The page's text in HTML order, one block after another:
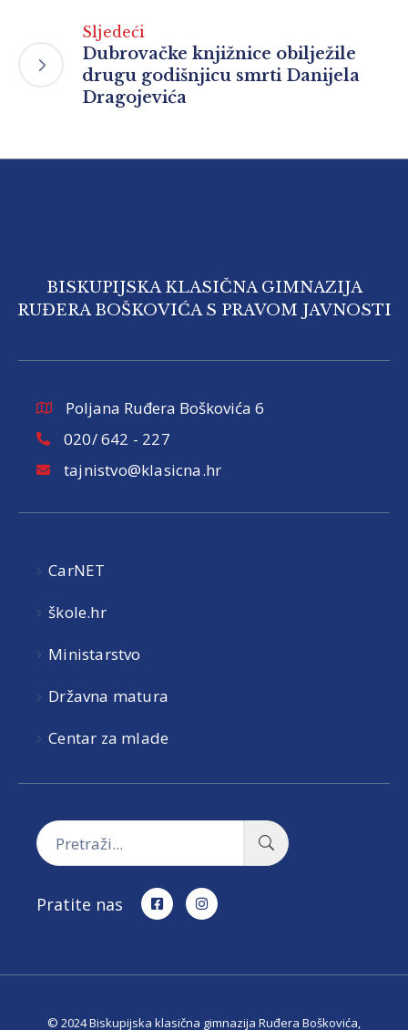
Sljedeći
Dubrovačke knjižnice obilježile
drugu godišnjicu smrti Danijela
Dragojevića
BISKUPIJSKA KLASIČNA GIMNAZIJA
RUĐERA BOŠKOVIĆA S PRAVOM JAVNOSTI
Poljana Ruđera Boškovića 6
020/ 642 - 227
tajnistvo@klasicna.hr
CarNET
škole.hr
Ministarstvo
Državna matura
Centar za mlade
Pratite nas
© 2024 Biskupijska klasična gimnazija Ruđera Boškovića,